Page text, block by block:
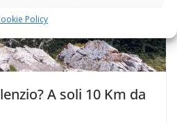
Policy
A soli 10 Km da